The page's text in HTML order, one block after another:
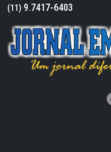
(11) 9.7417-6403